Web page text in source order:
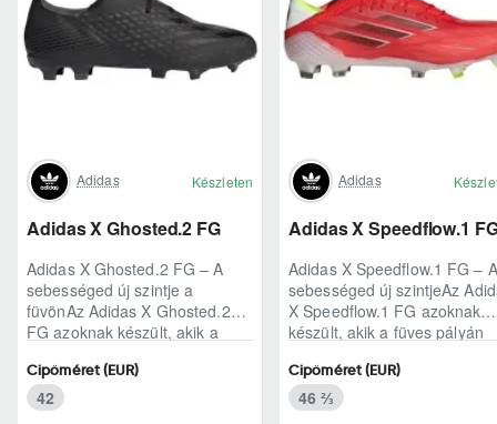
Adidas Készleten
Adidas X Ghosted.2 FG
Adidas X Ghosted.2 FG – A
sebességed új szintje a
füvönAz Adidas X Ghosted.2
FG azoknak készült, akik a
pillanataiban is azonnal r..
Cipőméret (EUR)
42
Adidas
Adidas X Speedflow.1
Adidas X Speedflow.1 FG – A
sebességed új szintjeAz
X Speedflow.1 FG azoknak
készült, akik a füves pályán
ritmust diktál..
Cipőméret (EUR)
46 ⅔